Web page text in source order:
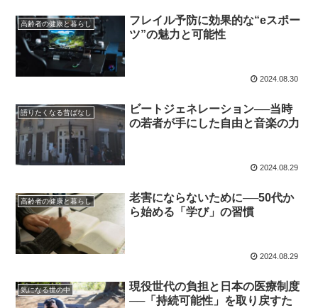
高齢者の健康と暮らし
フレイル予防に効果的な“eスポー
ツ”の魅力と可能性
2024.08.30
語りたくなる昔ばなし
ビートジェネレーション──当時
の若者が手にした自由と音楽の力
2024.08.29
高齢者の健康と暮らし
老害にならないために──50代か
ら始める「学び」の習慣
2024.08.29
気になる世の中
現役世代の負担と日本の医療制度
──「持続可能性」を取り戻すた